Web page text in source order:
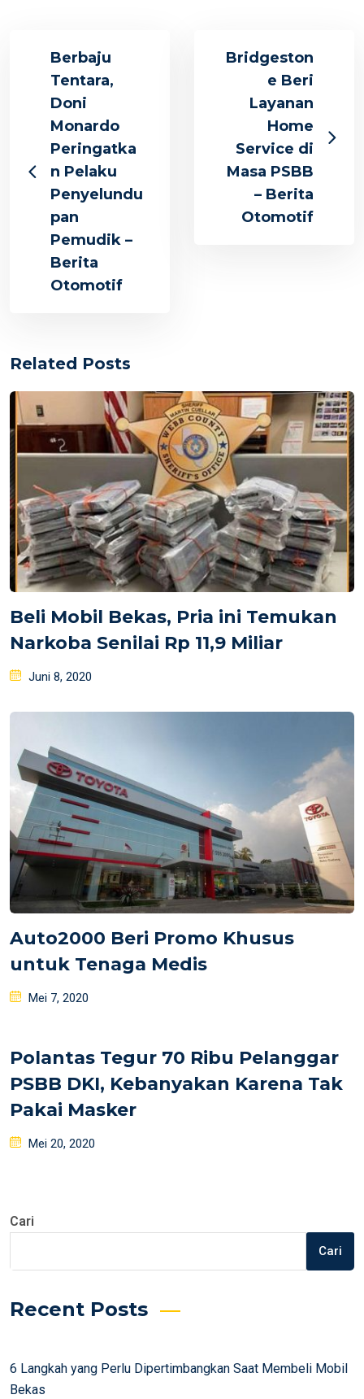
Berbaju
Tentara,
Doni
Monardo
Peringatka
n Pelaku
Penyelundu
pan
Pemudik –
Berita
Otomotif
Bridgeston
e Beri
Layanan
Home
Service di
Masa PSBB
– Berita
Otomotif
Related Posts
Beli Mobil Bekas, Pria ini Temukan
Narkoba Senilai Rp 11,9 Miliar
Posted
Juni 8, 2020
Auto2000 Beri Promo Khusus
untuk Tenaga Medis
Posted
Mei 7, 2020
Polantas Tegur 70 Ribu Pelanggar
PSBB DKI, Kebanyakan Karena Tak
Pakai Masker
Posted
Mei 20, 2020
Cari
Cari
Recent Posts
6 Langkah yang Perlu Dipertimbangkan Saat Membeli Mobil
Bekas